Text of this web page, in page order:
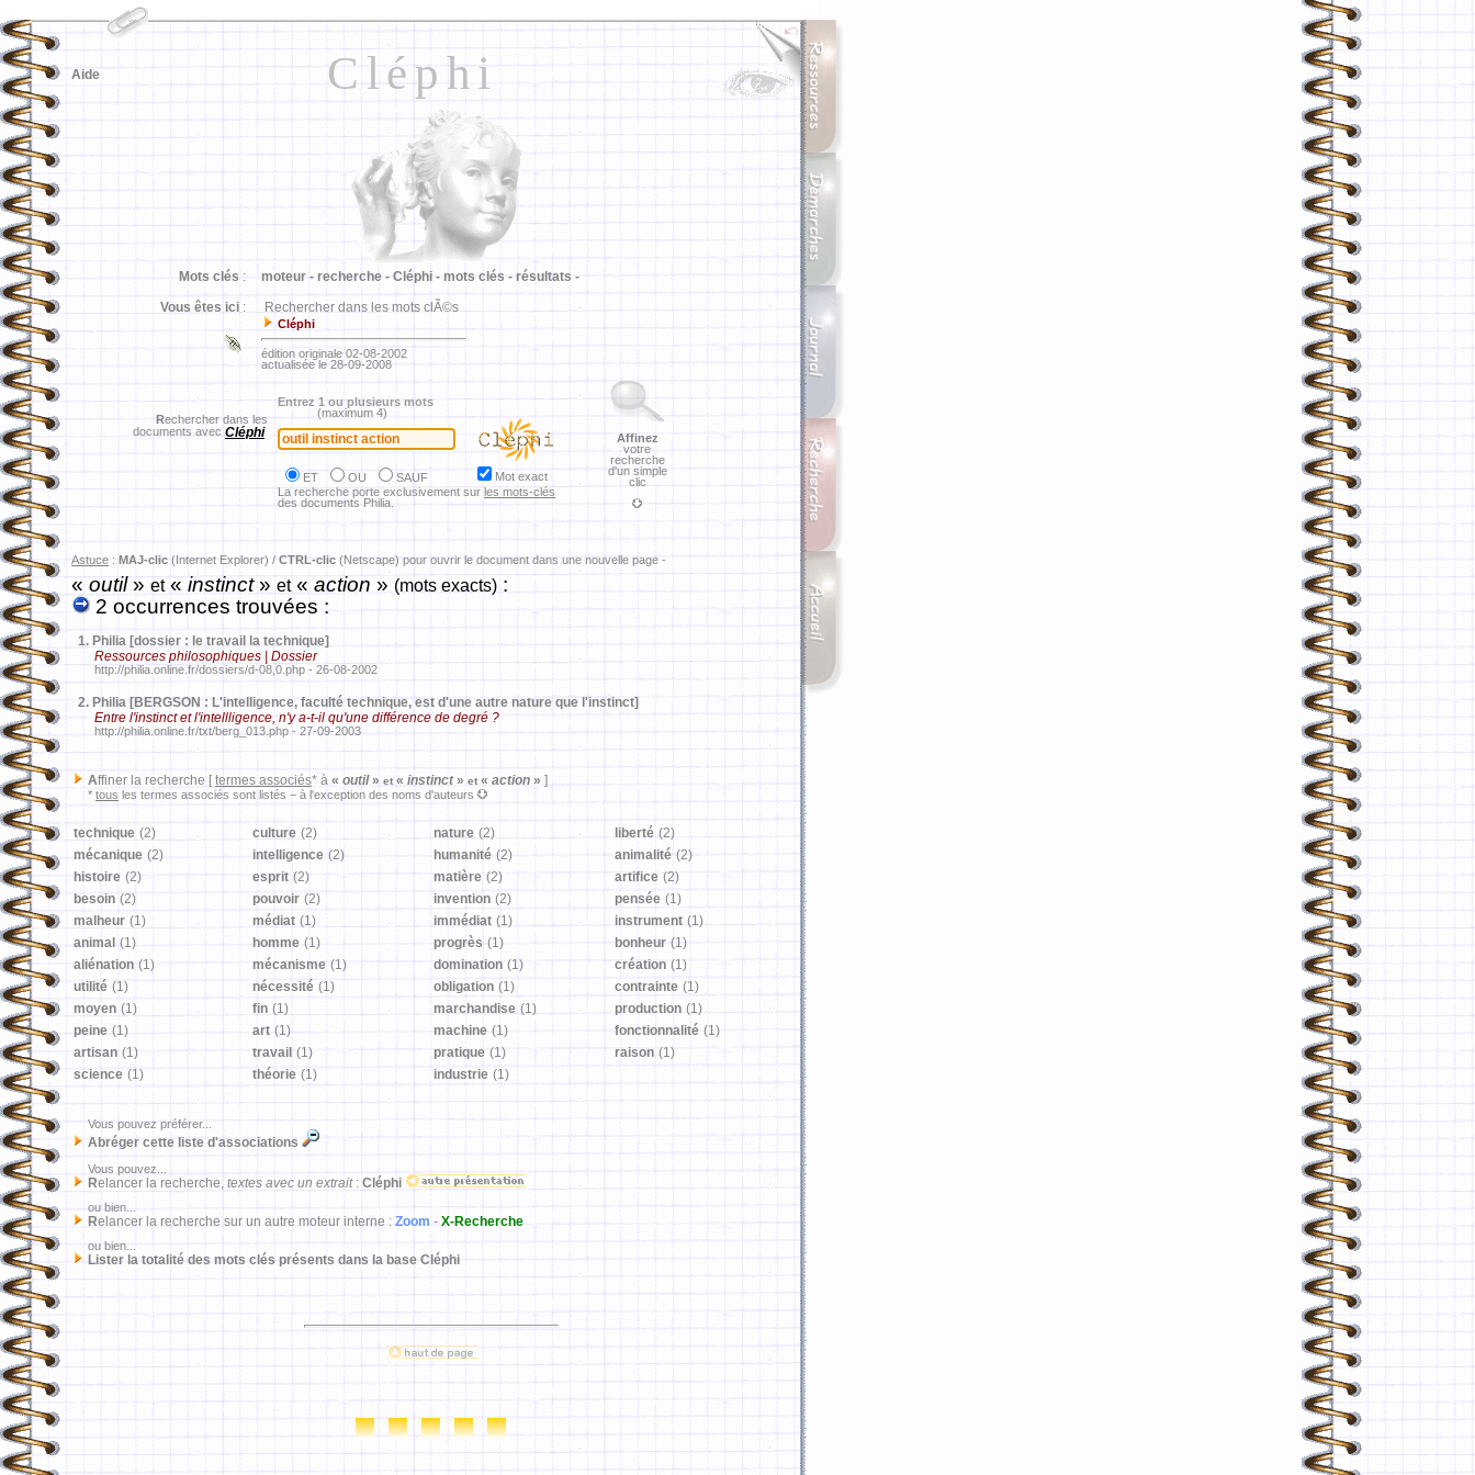
Cléphi
Aide
Mots clés : moteur - recherche - Cléphi - mots clés - résultats -
Vous êtes ici : Rechercher dans les mots clÃ©s
Cléphi
édition originale 02-08-2002
actualisée le 28-09-2008
Rechercher dans les
documents avec Cléphi
Entrez 1 ou plusieurs mots
(maximum 4)
ET OU SAUF
Mot exact
La recherche porte exclusivement sur les mots-clés
des documents Philia.
Affinez
votre
recherche
d'un simple
clic
Astuce : MAJ-clic (Internet Explorer) / CTRL-clic (Netscape) pour ouvrir le document dans une nouvelle page -
«outil» et« instinct» et« action » (mots exacts) :
2 occurrences trouvées :
1. Philia [dossier : le travail la technique]
Ressources philosophiques | Dossier
http://philia.online.fr/dossiers/d-08,0.php - 26-08-2002
2. Philia [BERGSON : L'intelligence, faculté technique, est d'une autre nature que l'instinct]
Entre l'instinct et l'intellligence, n'y a-t-il qu'une différence de degré ?
http://philia.online.fr/txt/berg_013.php - 27-09-2003
Affiner la recherche [ termes associés* à « outil» et « instinct» et « action » ]
* tous les termes associés sont listés − à l'exception des noms d'auteurs
technique (2) culture (2) nature (2) liberté (2)
mécanique (2) intelligence (2) humanité (2) animalité (2)
histoire (2) esprit (2) matière (2) artifice (2)
besoin (2) pouvoir (2) invention (2) pensée (1)
malheur (1) médiat (1) immédiat (1) instrument (1)
animal (1) homme (1) progrès (1) bonheur (1)
aliénation (1) mécanisme (1) domination (1) création (1)
utilité (1) nécessité (1) obligation (1) contrainte (1)
moyen (1) fin (1) marchandise (1) production (1)
peine (1) art (1) machine (1) fonctionnalité (1)
artisan (1) travail (1) pratique (1) raison (1)
science (1) théorie (1) industrie (1)
Vous pouvez préférer...
Abréger cette liste d'associations
Vous pouvez...
Relancer la recherche, textes avec un extrait: Cléphi
ou bien...
Relancer la recherche sur un autre moteur interne : Zoom - X-Recherche
ou bien...
Lister la totalité des mots clés présents dans la base Cléphi